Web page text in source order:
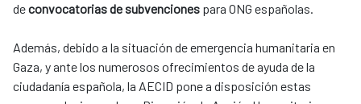
de convocatorias de subvenciones para ONG españolas.
​​​​​​​Además, debido a la situación de emergencia humanitaria en
Gaza, y ante los numerosos ofrecimientos de ayuda de la
ciudadanía española, la AECID pone a disposición estas